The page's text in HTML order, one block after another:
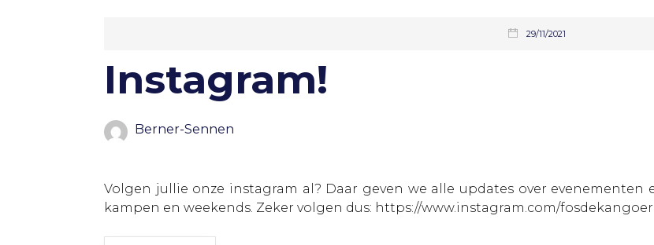
29/11/2021
Instagram!
Berner-Sennen
Volgen jullie onze instagram al? Daar geven we alle updates over evenementen
kampen en weekends. Zeker volgen dus: https://www.instagram.com/